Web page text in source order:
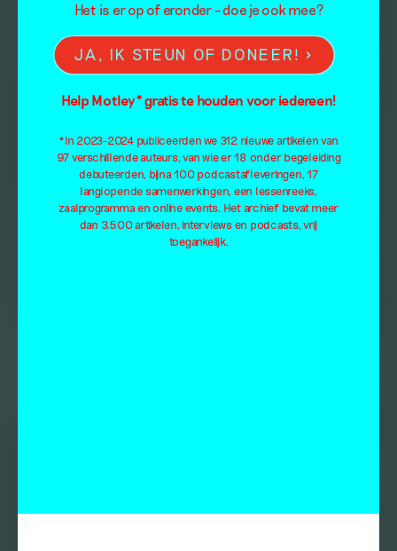
Het is er op of eronder – doe je ook mee?
JA, IK STEUN OF DONEER!
Help Motley* gratis te houden voor iedereen!
*In 2023-2024 publiceerden we 312 nieuwe artikelen van
97 verschillende auteurs, van wie er 18 onder begeleiding
debuteerden, bijna 100 podcastafleveringen, 17
langlopende samenwerkingen, een lessenreeks,
zaalprogramma en online events. Het archief bevat meer
dan 3.500 artikelen, interviews en podcasts, vrij
toegankelijk.